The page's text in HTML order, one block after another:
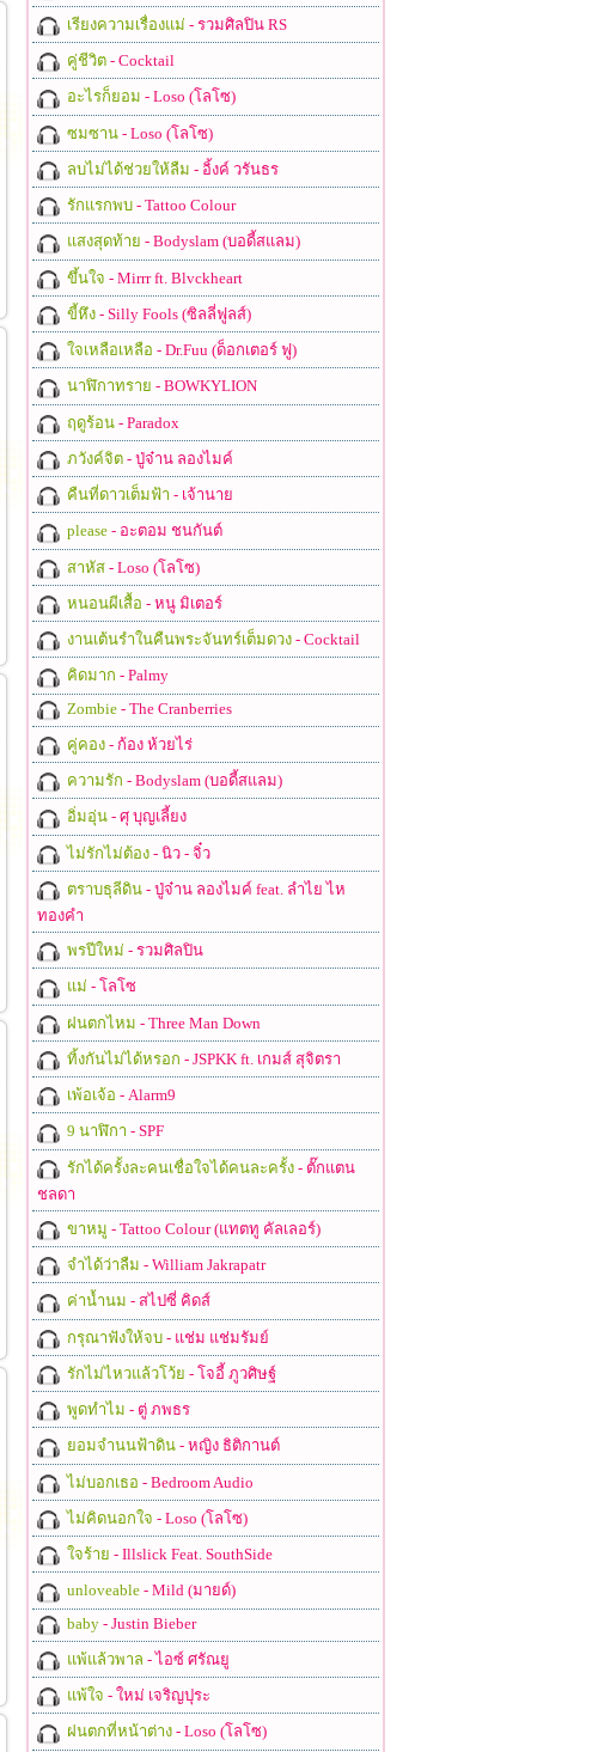
เรียงความเรื่องแม่ - รวมศิลปิน RS
คู่ชีวิต- Cocktail
อะไรก็ยอม - Loso (โลโซ)
ซมซาน- Loso (โลโซ)
ลบไม่ได้ช่วยให้ลืม - อิ้งค์ วรันธร
รักแรกพบ- Tattoo Colour
แสงสุดท้าย - Bodyslam (บอดี้สแลม)
ขึ้นใจ - Mirrr ft. Blvckheart
ขี้หึง- Silly Fools (ซิลลี่ฟูลส์)
ใจเหลือเหลือ - Dr.Fuu (ด็อกเตอร์ ฟู)
นาฬิกาทราย - BOWKYLION
ฤดูร้อน- Paradox
ภวังค์จิต- ปู่จ๋าน ลองไมค์
คืนที่ดาวเต็มฟ้า - เจ้านาย
please- อะตอม ชนกันต์
สาหัส- Loso (โลโซ)
หนอนผีเสื้อ - หนู มิเตอร์
งานเต้นรำในคืนพระจันทร์เต็มดวง- Cocktail
คิดมาก - Palmy
Zombie- The Cranberries
คู่คอง- ก้อง ห้วยไร่
ความรัก - Bodyslam (บอดี้สแลม)
อิ่มอุ่น- ศุ บุญเลี้ยง
ไม่รักไม่ต้อง- นิว - จิ๋ว
ตราบธุลีดิน- ปู่จ๋าน ลองไมค์ feat. ลำไย ไห
ทองคำ
พรปีใหม่ - รวมศิลปิน
แม่ - โลโซ
ฝนตกไหม - Three Man Down
ทิ้งกันไม่ได้หรอก - JSPKK ft. เกมส์ สุจิตรา
เพ้อเจ้อ - Alarm9
9 นาฬิกา - SPF
รักได้ครั้งละคนเชื่อใจได้คนละครั้ง- ตั๊กแตน
ชลดา
ขาหมู - Tattoo Colour (แทตทู คัลเลอร์)
จำได้ว่าลืม - William Jakrapatr
ค่าน้ำนม - สไปซี่ คิดส์
กรุณาฟังให้จบ- แช่ม แช่มรัมย์
รักไม่ไหวแล้วโว้ย - โจอี้ ภูวศิษฐ์
พูดทำไม - ตู่ ภพธร
ยอมจำนนฟ้าดิน- หญิง ธิติกานต์
ไม่บอกเธอ - Bedroom Audio
ไม่คิดนอกใจ - Loso (โลโซ)
ใจร้าย - Illslick Feat. SouthSide
unloveable- Mild (มายด์)
baby- Justin Bieber
แพ้แล้วพาล - ไอซ์ ศรัณยู
แพ้ใจ - ใหม่ เจริญปุระ
ฝนตกที่หน้าต่าง- Loso (โลโซ)